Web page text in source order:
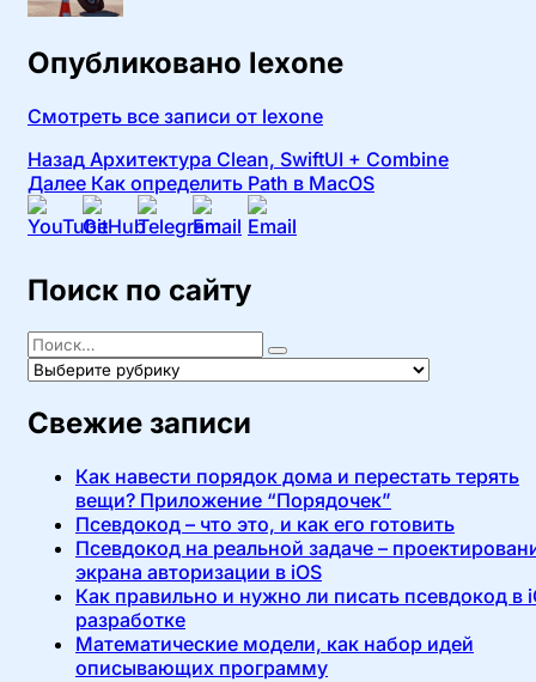
Опубликовано lexone
Смотреть все записи от lexone
Навигация
по
записям
Назад Архитектура Clean, SwiftUI + Combine
Далее Как определить Path в MacOS
Поиск по сайту
Поиск
Найти
Рубрики
Свежие записи
Как навести порядок дома и перестать терять
вещи? Приложение “Порядочек”
Псевдокод – что это, и как его готовить
Псевдокод на реальной задаче –
экрана авторизации в iOS
Как правильно и нужно ли писать псевдокод в
разработке
Математические модели, как набор идей
описывающих программу